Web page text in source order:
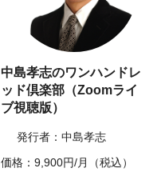
中島孝志のワンハンドレ
ッド倶楽部（Zoomライ
ブ視聴版）
発行者：中島孝志
価格：9,900円/月（税込）